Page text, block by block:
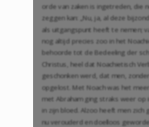
orde van zaken is ingetreden, die
zeggen kan: „Nu, ja, al deze
als uitgangspunt heeft te nemen;
nog altijd precies zoo in het
behoorde tot de Bedeeling der
Christus, heel dat Noachietisch
geschonken werd, dat men,
opgelost. Met Noach was het
met Abraham ging straks weer
in zijn bloed. Alzoo heeft men
nu verouderd en doelloos